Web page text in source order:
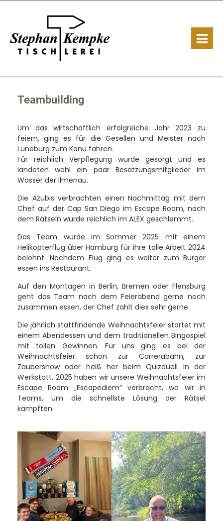
Teambuilding
Um das wirtschaftlich erfolgreiche Jahr 2023 zu
feiern, ging es für die Gesellen und Meister nach
Lüneburg zum Kanu fahren.
Für reichlich Verpflegung wurde gesorgt und es
landeten wohl ein paar Besatzungsmitglieder im
Wasser der Ilmenau.
Die Azubis verbrachten einen Nachmittag mit dem
Chef auf der Cap San Diego im Escape Room, nach
dem Rätseln wurde reichlich im ALEX geschlemmt.
Das Team wurde im Sommer 2025 mit einem
Helikopterflug über Hamburg für ihre tolle Arbeit 2024
belohnt. Nachdem Flug ging es weiter zum Burger
essen ins Restaurant.
Auf den Montagen in Berlin, Bremen oder Flensburg
geht das Team nach dem Feierabend gerne noch
zusammen essen, der Chef zahlt dies sehr gerne.
Die jährlich stattfindende Weihnachtsfeier startet mit
einem Abendessen und dem traditionellen Bingospiel
mit tollen Gewinnen. Für uns ging es bei der
Weihnachtsfeier schon zur Carrerabahn, zur
Zaubershow oder heiß her beim Quizduell in der
Werkstatt. 2025 haben wir unsere Weihnachtsfeier im
Escape Room „Escapediem“ verbracht, wo wir in
Teams, um die schnellste Lösung der Rätsel
kämpften.